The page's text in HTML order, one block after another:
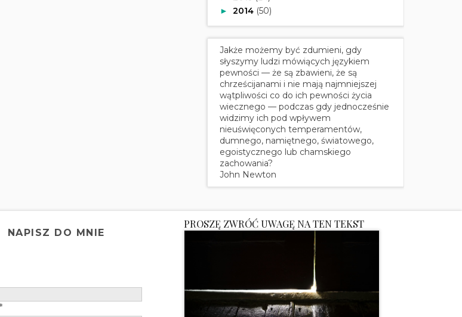
► 2014 (50)
Jakże możemy być zdumieni, gdy
słyszymy ludzi mówiących językiem
pewności — że są zbawieni, że są
chrześcijanami i nie mają najmniejszej
wątpliwości co do ich pewności życia
wiecznego — podczas gdy jednocześnie
widzimy ich pod wpływem
nieuświęconych temperamentów,
dumnego, namiętnego, światowego,
egoistycznego lub chamskiego
zachowania?
John Newton
NAPISZ DO MNIE
*
PROSZĘ ZWRÓĆ UWAGĘ NA TEN TEKST